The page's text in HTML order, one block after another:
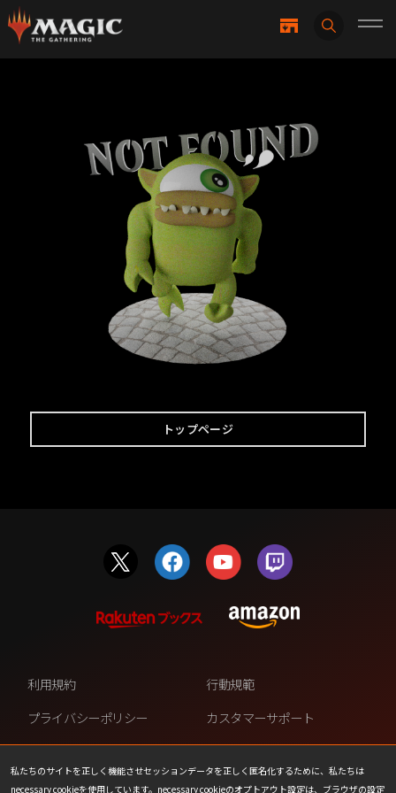
トップページ
私たちのサイトを正しく機能させセッションデータを正しく匿名化するために、私たちは
necessary cookieを使用しています。necessary cookieのオプトアウト設定は、ブラウザの設定
利用規約
行動規範
プライバシーポリシー
カスタマーサポート
ファンコンテンツ・ポリシー
個人情報の販売や共有を許可し
ない